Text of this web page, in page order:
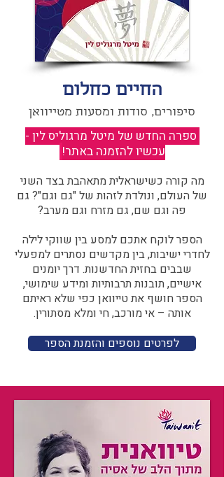
החיים כחלום
סיפורים, סודות ומסעות מטייוואן
ספרה החדש של מיטל מרגוליס לין -
עכשיו להזמנה באתר!
מה קורה כשישראלית מתאהבת בצד השני
של העולם, ונולדת לזהות של "גם וגם"? גם
פה וגם שם, גם מזרח וגם מערב?​​
הספר לוקח אתכם למסע בין שווקי לילה
לחדרי ישיבות, בין מקדשים נסתרים למפעלי
שבבים בחזית החדשנות. דרך יומנים
אישיים, תובנות תרבותיות ומידע שימושי,
הספר חושף את טייוואן כפי שלא ראיתם
אותה – אי מורכב, חי ומלא מסתורין.
לפרטים נוספים והזמנת הספר